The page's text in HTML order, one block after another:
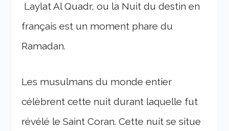
Laylat Al Quadr, ou la Nuit du destin en
français est un moment phare du
Ramadan.
Les musulmans du monde entier
célèbrent cette nuit durant laquelle fut
révélé le Saint Coran. Cette nuit se situe